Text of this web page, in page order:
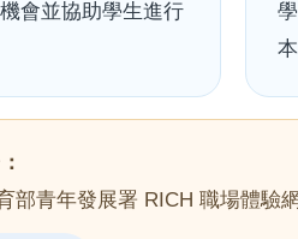
會並協助學生進行
部青年發展署 RICH 職場體驗